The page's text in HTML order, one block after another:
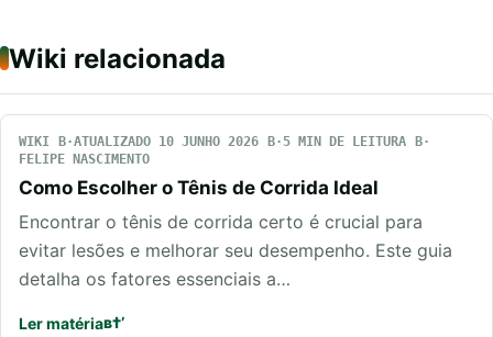
Wiki relacionada
WIKI ATUALIZADO 10 JUNHO 2026
5 MIN DE LEITURA
FELIPE NASCIMENTO
Como Escolher o Tênis de Corrida Ideal
Encontrar o tênis de corrida certo é crucial para
evitar lesões e melhorar seu desempenho. Este guia
detalha os fatores essenciais a…
Ler matéria